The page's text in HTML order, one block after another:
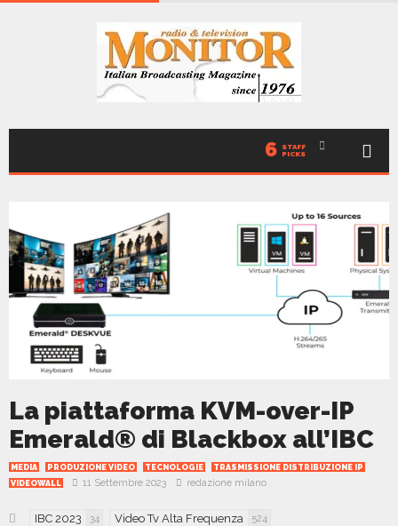
6 STAFF
PICKS
La piattaforma KVM-over-IP
Emerald® di Blackbox all’IBC
MEDIA PRODUZIONE VIDEO TECNOLOGIE
TRASMISSIONE DISTRIBUZIONE IP
VIDEOWALL
11 Settembre 2023 redazione milano
IBC 2023 34 Video Tv Alta Frequenza 524